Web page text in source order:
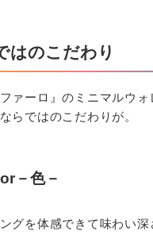
はのこだわり
ファーロ』のミニマルウ
らではのこだわりが。
－色－
グを体感できて味わい深